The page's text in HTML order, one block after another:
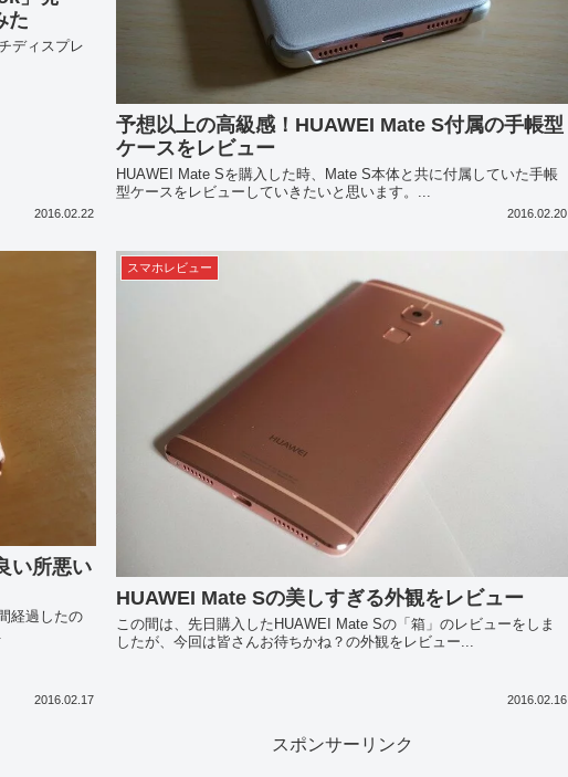
た
ディスプレ
2016.02.22
予想以上の高級感！HUAWEI Mate S付属の手帳型
ケースをレビュー
HUAWEI Mate Sを購入した時、Mate S本体と共に付属していた手帳
型ケースをレビューしていきたいと思います。...
2016.02.20
い所悪い
経過したの
2016.02.17
スマホレビュー
HUAWEI Mate Sの美しすぎる外観をレビュー
この間は、先日購入したHUAWEI Mate Sの「箱」のレビューをしま
したが、今回は皆さんお待ちかね？の外観をレビュー...
2016.02.16
スポンサーリンク